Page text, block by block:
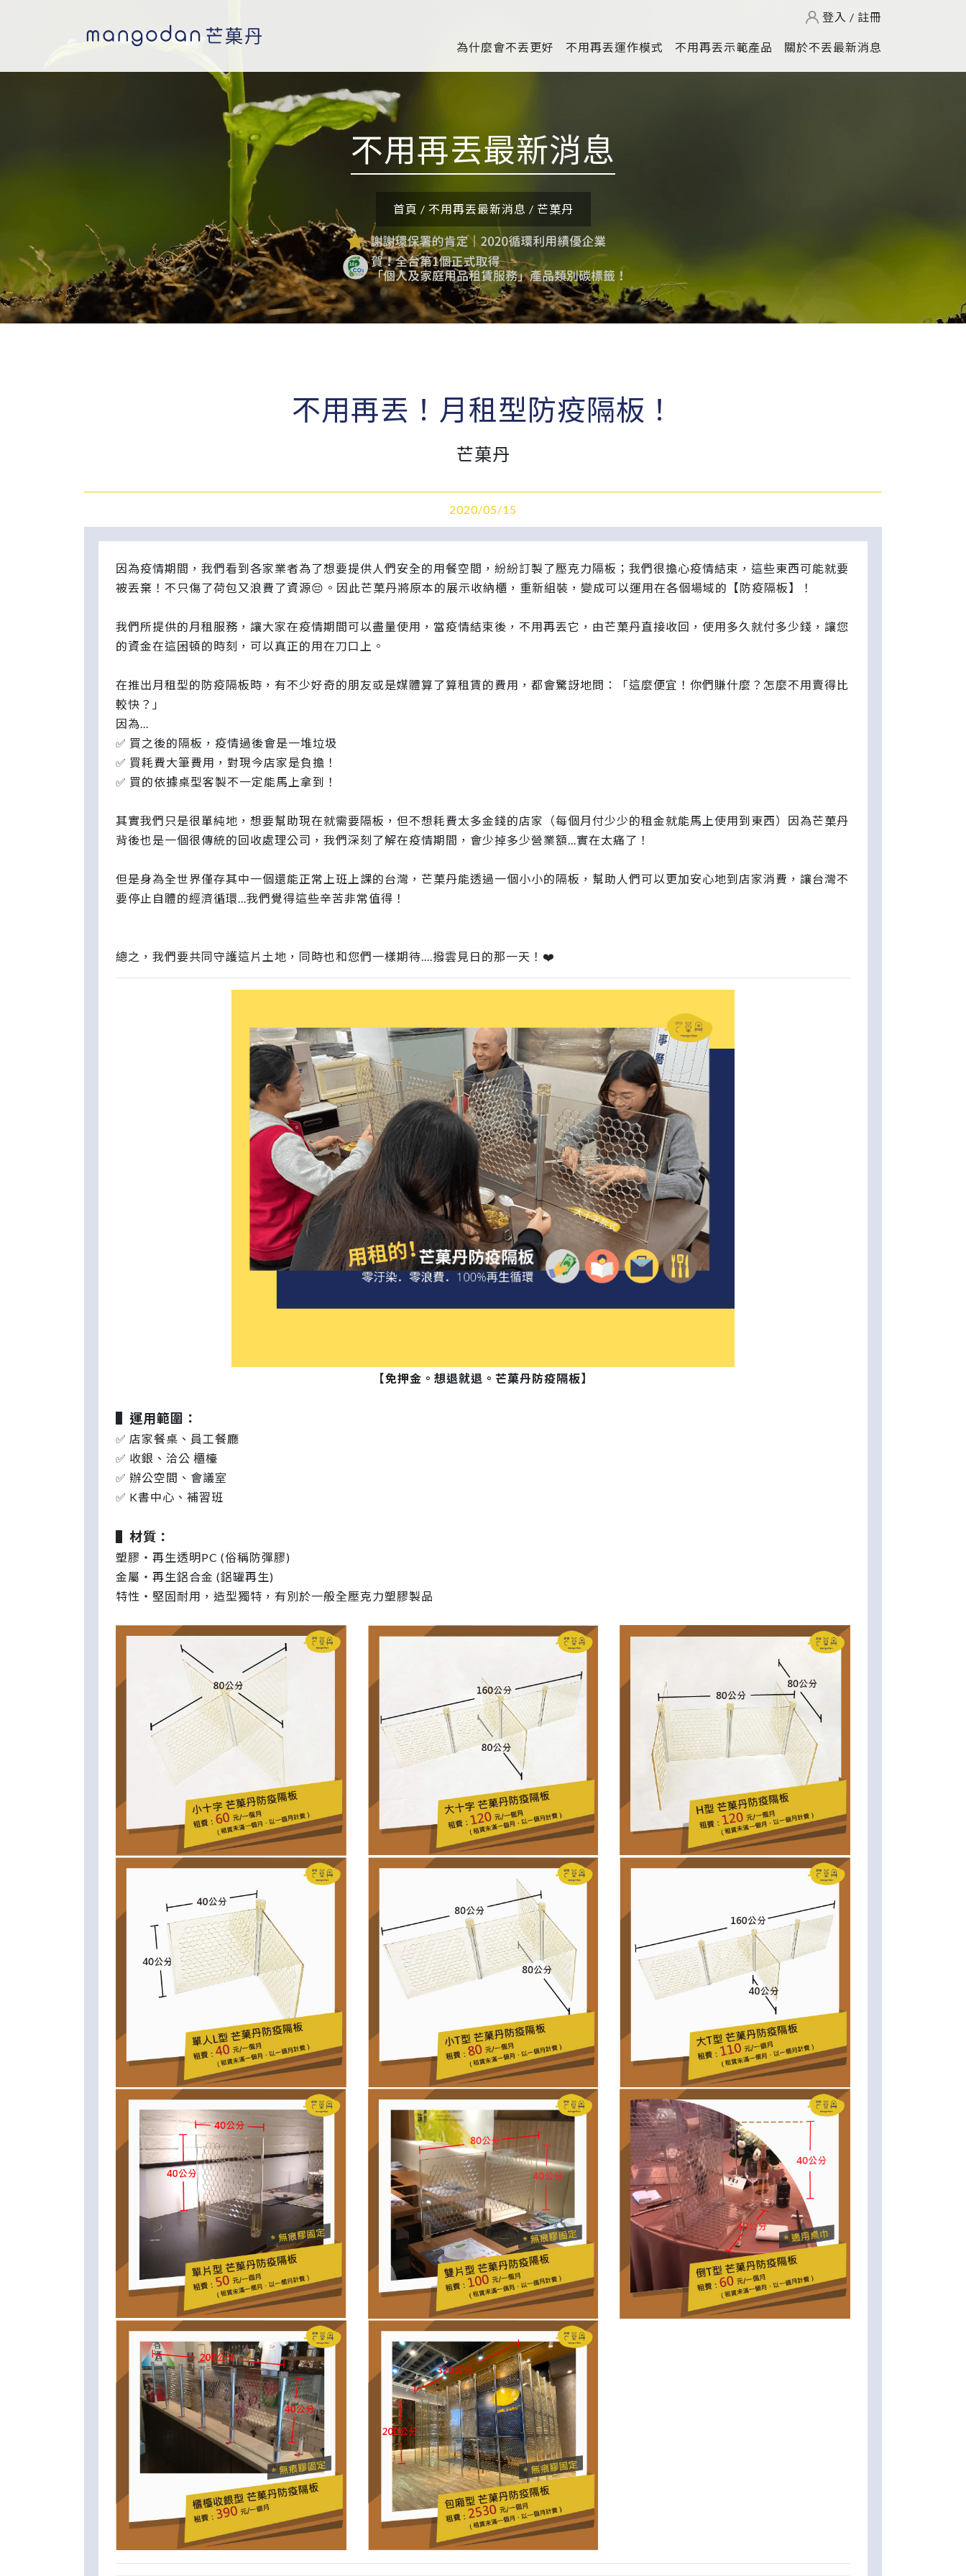
登入 / 註冊
為什麼會不丟更好 不用再丟運作模式 不用再丟示範產品
不丟產品診療服務
關於不丟最新消息
不用再丟最新消息
首頁 / 不用再丟最新消息 / 芒菓丹
不用再丟！月租型防疫隔板！
芒菓丹
2020/05/15
因為疫情期間，我們看到各家業者為了想要提供人們安全的用餐空間，紛紛訂製了壓克力隔板；我們很擔心疫情結束，這些東西可能就要
被丟棄！不只傷了荷包又浪費了資源😔。因此芒菓丹將原本的展示收納櫃，重新組裝，變成可以運用在各個場域的【防疫隔板】！
我們所提供的月租服務，讓大家在疫情期間可以盡量使用，當疫情結束後，不用再丟它，由芒菓丹直接收回，使用多久就付多少錢，讓您
的資金在這困頓的時刻，可以真正的用在刀口上。
在推出月租型的防疫隔板時，有不少好奇的朋友或是媒體算了算租賃的費用，都會驚訝地問：「這麼便宜！你們賺什麼？怎麼不用賣得比
較快？」
因為...
✅ 買之後的隔板，疫情過後會是一堆垃圾
✅ 買耗費大筆費用，對現今店家是負擔！
✅ 買的依據桌型客製不一定能馬上拿到！
其實我們只是很單純地，想要幫助現在就需要隔板，但不想耗費太多金錢的店家（每個月付少少的租金就能馬上使用到東西）因為芒菓丹
背後也是一個很傳統的回收處理公司，我們深刻了解在疫情期間，會少掉多少營業額...實在太痛了！
但是身為全世界僅存其中一個還能正常上班上課的台灣，芒菓丹能透過一個小小的隔板，幫助人們可以更加安心地到店家消費，讓台灣不
要停止自體的經濟循環...我們覺得這些辛苦非常值得！
總之，我們要共同守護這片土地，同時也和您們一樣期待....撥雲見日的那一天！❤️
【免押金。想退就退。芒菓丹防疫隔板】
▌運用範圍：
✅ 店家餐桌、員工餐廳
✅ 收銀、洽公 櫃檯
✅ 辦公空間、會議室
✅ K書中心、補習班
▌材質：
塑膠・再生透明PC (俗稱防彈膠)
金屬・再生鋁合金 (鋁罐再生)
特性・堅固耐用，造型獨特，有別於一般全壓克力塑膠製品